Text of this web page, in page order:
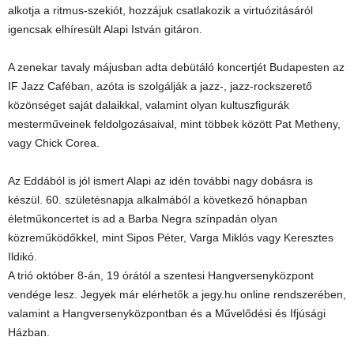
alkotja a ritmus-szekiót, hozzájuk csatlakozik a virtuózitásáról
igencsak elhíresült Alapi István gitáron.
A zenekar tavaly májusban adta debütáló koncertjét Budapesten az
IF Jazz Caféban, azóta is szolgálják a jazz-, jazz-rockszerető
közönséget saját dalaikkal, valamint olyan kultuszfigurák
mesterműveinek feldolgozásaival, mint többek között Pat Metheny,
vagy Chick Corea.
Az Eddából is jól ismert Alapi az idén további nagy dobásra is
készül. 60. születésnapja alkalmából a következő hónapban
életműkoncertet is ad a Barba Negra színpadán olyan
közreműködőkkel, mint Sipos Péter, Varga Miklós vagy Keresztes
Ildikó.
A trió október 8-án, 19 órától a szentesi Hangversenyközpont
vendége lesz. Jegyek már elérhetők a jegy.hu online rendszerében,
valamint a Hangversenyközpontban és a Művelődési és Ifjúsági
Házban.